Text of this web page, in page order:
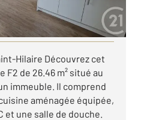
Hilaire Découvrez cet
de 26.46 m² situé au
immeuble. Il comprend
aménagée équipée,
et une salle de douche.